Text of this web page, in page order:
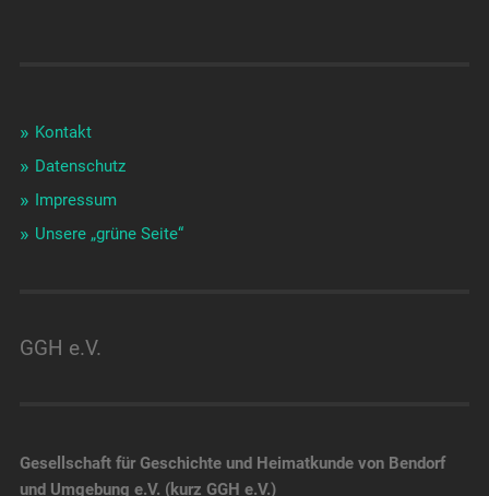
Kontakt
Datenschutz
Impressum
Unsere „grüne Seite“
GGH e.V.
Gesellschaft für Geschichte und Heimatkunde von Bendorf
und Umgebung e.V. (kurz GGH e.V.)